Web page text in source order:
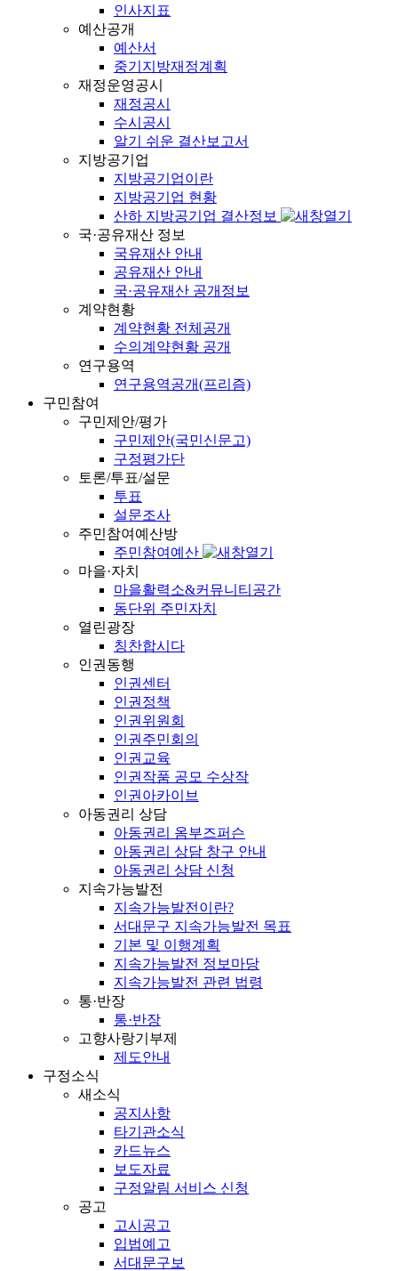
인사지표
예산공개
예산서
중기지방재정계획
재정운영공시
재정공시
수시공시
알기 쉬운 결산보고서
지방공기업
지방공기업이란
지방공기업 현황
산하 지방공기업 결산정보
국·공유재산 정보
국유재산 안내
공유재산 안내
국·공유재산 공개정보
계약현황
계약현황 전체공개
수의계약현황 공개
연구용역
연구용역공개(프리즘)
구민참여
구민제안/평가
구민제안(국민신문고)
구정평가단
토론/투표/설문
투표
설문조사
주민참여예산방
주민참여예산
마을·자치
마을활력소&커뮤니티공간
동단위 주민자치
열린광장
칭찬합시다
인권동행
인권센터
인권정책
인권위원회
인권주민회의
인권교육
인권작품 공모 수상작
인권아카이브
아동권리 상담
아동권리 옴부즈퍼슨
아동권리 상담 창구 안내
아동권리 상담 신청
지속가능발전
지속가능발전이란?
서대문구 지속가능발전 목표
기본 및 이행계획
지속가능발전 정보마당
지속가능발전 관련 법령
통·반장
통·반장
고향사랑기부제
제도안내
구정소식
새소식
공지사항
타기관소식
카드뉴스
보도자료
구정알림 서비스 신청
공고
고시공고
입법예고
서대문구보